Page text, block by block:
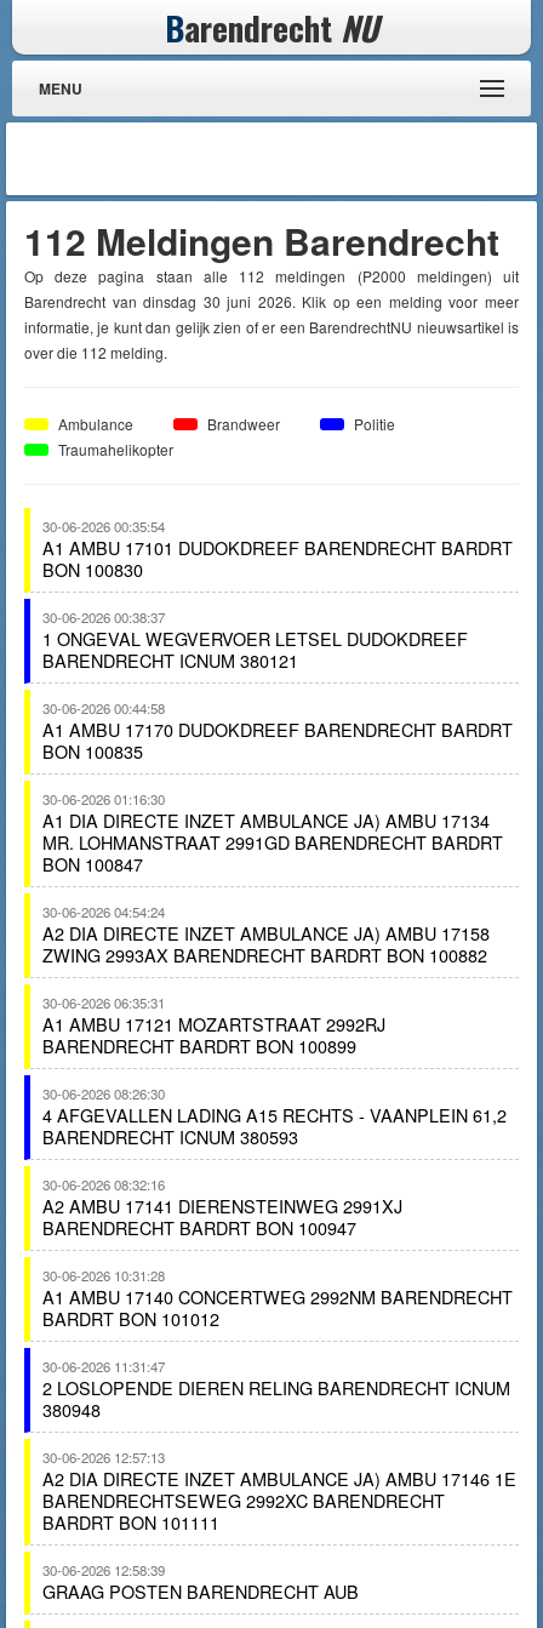
Barendrecht NU
MENU
112 Meldingen Barendrecht
Op deze pagina staan alle 112 meldingen (P2000 meldingen) uit
Barendrecht van dinsdag 30 juni 2026. Klik op een melding voor meer
informatie, je kunt dan gelijk zien of er een BarendrechtNU nieuwsartikel is
over die 112 melding.
Ambulance Brandweer
Politie
Traumahelikopter
30-06-2026 00:35:54
A1 AMBU 17101 DUDOKDREEF BARENDRECHT BARDRT
BON 100830
30-06-2026 00:38:37
1 ONGEVAL WEGVERVOER LETSEL DUDOKDREEF
BARENDRECHT ICNUM 380121
30-06-2026 00:44:58
A1 AMBU 17170 DUDOKDREEF BARENDRECHT BARDRT
BON 100835
30-06-2026 01:16:30
A1 DIA DIRECTE INZET AMBULANCE JA) AMBU 17134
MR. LOHMANSTRAAT 2991GD BARENDRECHT BARDRT
BON 100847
30-06-2026 04:54:24
A2 DIA DIRECTE INZET AMBULANCE JA) AMBU 17158
ZWING 2993AX BARENDRECHT BARDRT BON 100882
30-06-2026 06:35:31
A1 AMBU 17121 MOZARTSTRAAT 2992RJ
BARENDRECHT BARDRT BON 100899
30-06-2026 08:26:30
4 AFGEVALLEN LADING A15 RECHTS - VAANPLEIN 61,2
BARENDRECHT ICNUM 380593
30-06-2026 08:32:16
A2 AMBU 17141 DIERENSTEINWEG 2991XJ
BARENDRECHT BARDRT BON 100947
30-06-2026 10:31:28
A1 AMBU 17140 CONCERTWEG 2992NM BARENDRECHT
BARDRT BON 101012
30-06-2026 11:31:47
2 LOSLOPENDE DIEREN RELING BARENDRECHT ICNUM
380948
30-06-2026 12:57:13
A2 DIA DIRECTE INZET AMBULANCE JA) AMBU 17146 1E
BARENDRECHTSEWEG 2992XC BARENDRECHT
BARDRT BON 101111
30-06-2026 12:58:39
GRAAG POSTEN BARENDRECHT AUB